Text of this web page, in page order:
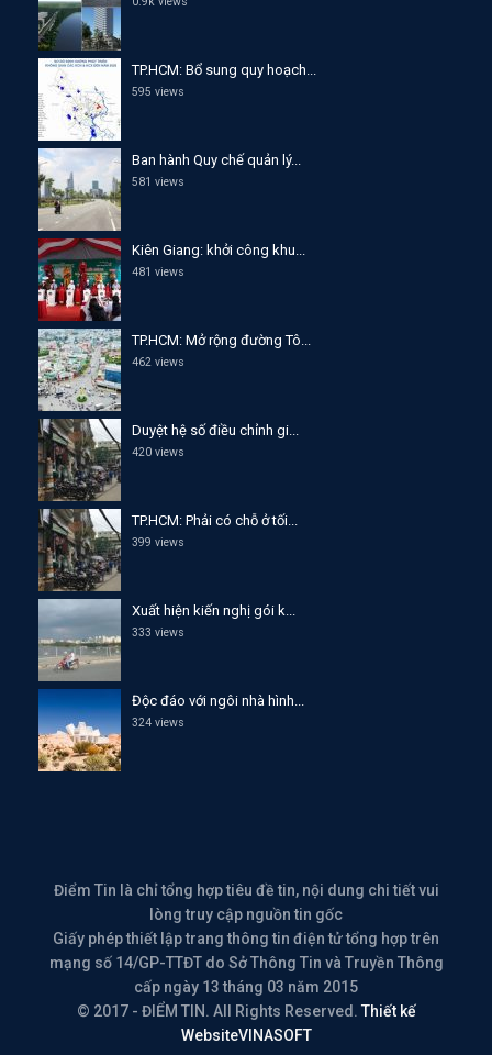
TP.HCM: Bổ sung quy hoạch...
595 views
Ban hành Quy chế quản lý...
581 views
Kiên Giang: khởi công khu...
481 views
TP.HCM: Mở rộng đường Tô...
462 views
Duyệt hệ số điều chỉnh gi...
420 views
TP.HCM: Phải có chỗ ở tối...
399 views
Xuất hiện kiến nghị gói k...
333 views
Độc đáo với ngôi nhà hình...
324 views
Điểm Tin là chỉ tổng hợp tiêu đề tin, nội dung chi tiết vui
lòng truy cập nguồn tin gốc
Giấy phép thiết lập trang thông tin điện tử tổng hợp trên
mạng số 14/GP-TTĐT do Sở Thông Tin và Truyền Thông
cấp ngày 13 tháng 03 năm 2015
© 2017 - ĐIỂM TIN. All Rights Reserved. Thiết kế
WebsiteVINASOFT